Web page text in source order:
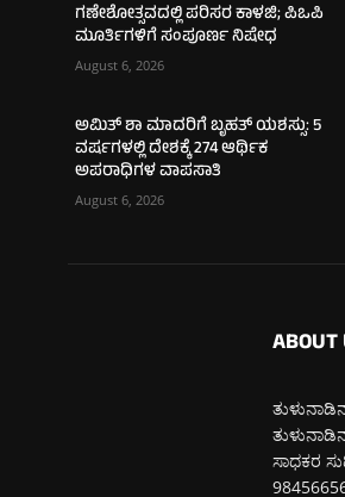
ಗಣೇಶೋತ್ಸವದಲ್ಲಿ ಪರಿಸರ ಕಾಳಜಿ; ಪಿಒಪಿ
ಮೂರ್ತಿಗಳಿಗೆ ಸಂಪೂರ್ಣ ನಿಷೇಧ
August 6, 2026
ಅಮಿತ್ ಶಾ ಮಾದರಿಗೆ ಬೃಹತ್ ಯಶಸ್ಸು: 5
ವರ್ಷಗಳಲ್ಲಿ ದೇಶಕ್ಕೆ 274 ಆರ್ಥಿಕ
ಅಪರಾಧಿಗಳ ವಾಪಸಾತಿ
August 6, 2026
ABOUT
ಸಾಧಕರ